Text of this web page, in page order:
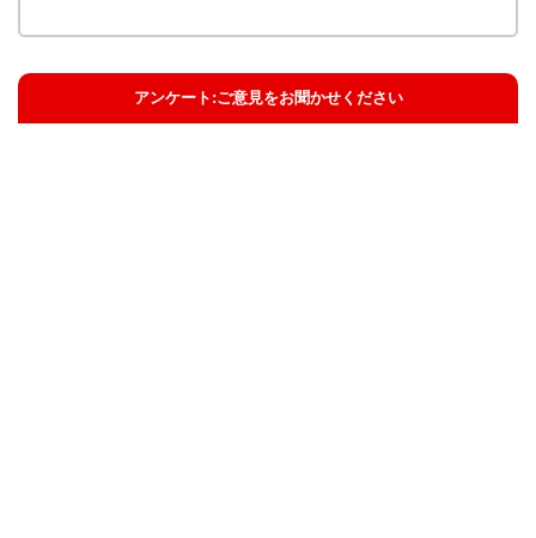
アンケート:ご意見をお聞かせください